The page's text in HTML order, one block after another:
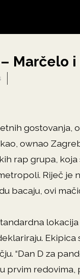
Marčelo
gostovanja,
ownao
rap grupa,
Riječ je
bacaju, ovi
“Dan D za
prvim